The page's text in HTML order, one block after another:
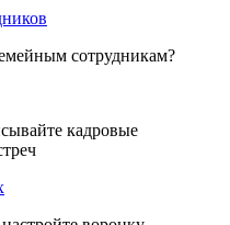
сотрудникам?
кадровые